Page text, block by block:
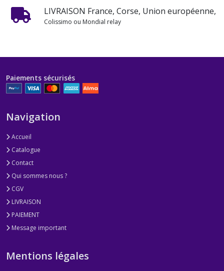
LIVRAISON France, Corse, Union européenne,
Colissimo ou Mondial relay
Paiements sécurisés
Navigation
Accueil
Catalogue
Contact
Qui sommes nous ?
CGV
LIVRAISON
PAIEMENT
Message important
Mentions légales